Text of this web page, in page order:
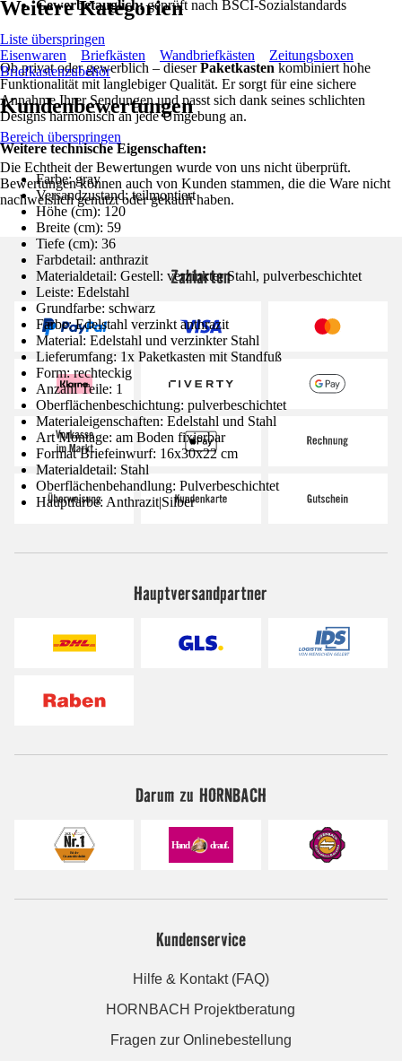
Gewerbetauglich:geprüft nach BSCI-Sozialstandards
Ob privat oder gewerblich – dieserPaketkasten kombiniert hohe
Funktionalität mit langlebiger Qualität. Er sorgt für eine sichere
Annahme Ihrer Sendungen und passt sich dank seines schlichten
Designs harmonisch an jede Umgebung an.
Weitere technische Eigenschaften:
Farbe: gray
Versandzustand: teilmontiert
Höhe (cm): 120
Breite (cm): 59
Tiefe (cm): 36
Farbdetail: anthrazit
Materialdetail: Gestell: verzinkter Stahl, pulverbeschichtet
Leiste: Edelstahl
Grundfarbe: schwarz
Farbe: Edelstahl verzinkt anthrazit
Material: Edelstahl und verzinkter Stahl
Lieferumfang: 1x Paketkasten mit Standfuß
Form: rechteckig
Anzahl Teile: 1
Oberflächenbeschichtung: pulverbeschichtet
Materialeigenschaften: Edelstahl und Stahl
Art Montage: am Boden fixierbar
Format Briefeinwurf: 16x30x22 cm
Materialdetail: Stahl
Oberflächenbehandlung: Pulverbeschichtet
Hauptfarbe: Anthrazit|Silber
Weitere Kategorien
Liste überspringen
Eisenwaren
Briefkästen Wandbriefkästen
Zeitungsboxen
Briefkastenzubehör
Kundenbewertungen
Bereich überspringen
Die Echtheit der Bewertungen wurde von uns nicht überprüft.
Bewertungen können auch von Kunden stammen, die die Ware nicht
nachweislich genutzt oder gekauft haben.
Zahlarten
Hauptversandpartner
Darum zu HORNBACH
Kundenservice
Hilfe & Kontakt (FAQ)
HORNBACH Projektberatung
Fragen zur Onlinebestellung